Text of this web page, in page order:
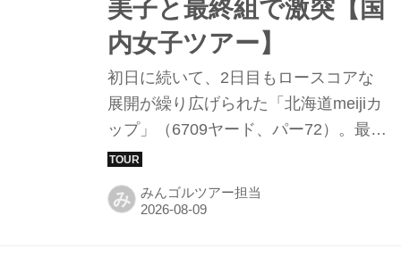
美子と最終組で激突【国
内女子ツアー】
初日に続いて、2日目もロースコアな
展開が繰り広げられた「北海道meijiカ
ップ」（6709ヤード、パー72）。最終
日の最終組には安田祐香、吉澤柚月そ
してベテランの金田久美子が名を連ね
た。
み みんゴルツアー担当